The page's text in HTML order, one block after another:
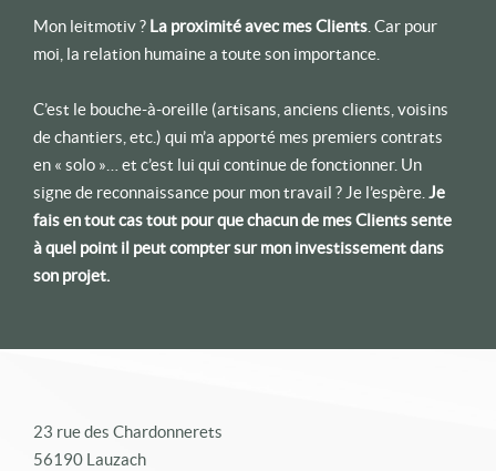
Mon leitmotiv ? La proximité avec mes Clients . Car pour
moi, la relation humaine a toute son importance.
C’est le bouche-à-oreille (artisans, anciens clients, voisins
de chantiers, etc.) qui m’a apporté mes premiers contrats
en « solo »… et c’est lui qui continue de fonctionner. Un
signe de reconnaissance pour mon travail ? Je l’espère. Je
fais en tout cas tout pour que chacun de mes Clients sente
à quel point il peut compter sur mon investissement dans
son projet.
23 rue des Chardonnerets
56190 Lauzach